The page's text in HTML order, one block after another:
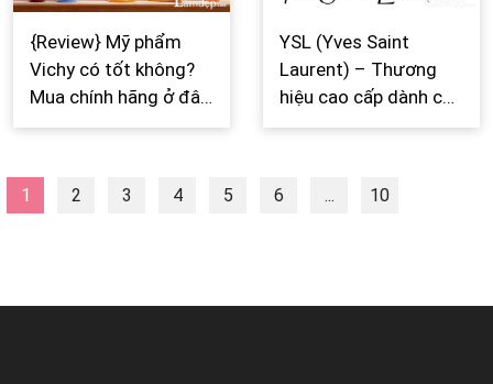
{Review} Mỹ phẩm
Vichy có tốt không?
Mua chính hãng ở đâu
Vietnam?
YSL (Yves Saint
Laurent) – Thương
hiệu cao cấp dành cho
phái đẹp
1 2 3 4 5 6 ...
10